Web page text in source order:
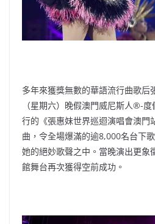
多年來獲獎無數的華語流行曲歌后
（星期六）晚假澳門威尼斯人®-
行的《張惠妹世界巡迴演唱會澳門
曲，令全場爆滿的逾8,000名台下
她的絕妙歌聲之中。當晚演出更象
館舞台再次獲得空前成功。